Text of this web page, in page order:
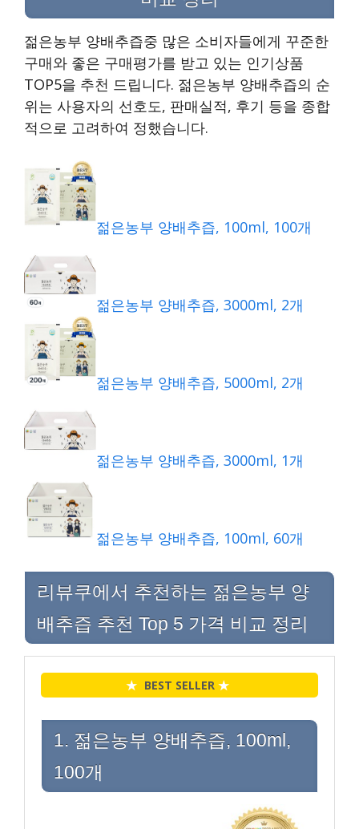
젊은농부 양배추즙중 많은 소비자들에게 꾸준한
구매와 좋은 구매평가를 받고 있는 인기상품
TOP5을 추천 드립니다. 젊은농부 양배추즙의 순
위는 사용자의 선호도, 판매실적, 후기 등을 종합
적으로 고려하여 정했습니다.
젊은농부 양배추즙, 100ml, 100개
젊은농부 양배추즙, 3000ml, 2개
젊은농부 양배추즙, 5000ml, 2개
젊은농부 양배추즙, 3000ml, 1개
젊은농부 양배추즙, 100ml, 60개
리뷰쿠에서 추천하는 젊은농부 양
배추즙 추천 Top 5 가격 비교 정리
★ BEST SELLER ★
1. 젊은농부 양배추즙, 100ml,
100개